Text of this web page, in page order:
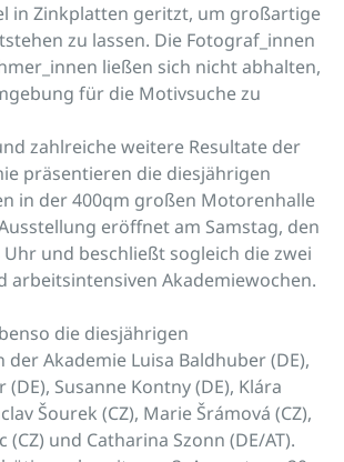
in Zinkplatten geritzt, um großartige
zu lassen. Die Fotograf_innen
ließen sich nicht abhalten,
für die Motivsuche zu
zahlreiche weitere Resultate der
präsentieren die diesjährigen
in der 400qm großen Motorenhalle
eröffnet am Samstag, den
und beschließt sogleich die zwei
arbeitsintensiven Akademiewochen.
die diesjährigen
der Akademie Luisa Baldhuber (DE),
Susanne Kontny (DE), Klára
Šourek (CZ), Marie Šrámová (CZ),
(CZ) und Catharina Szonn (DE/AT).